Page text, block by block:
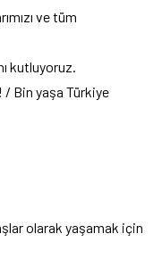
ve tüm
kutluyoruz.
/ Bin yaşa Türkiye
olarak yaşamak için